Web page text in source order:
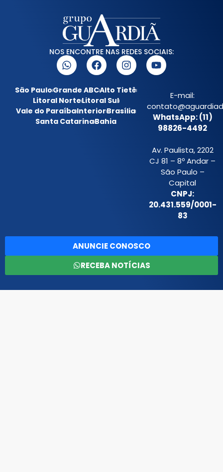
NOS ENCONTRE NAS REDES SOCIAIS:
São PauloGrande ABCAlto Tietê
Litoral NorteLitoral Sul
Vale do ParaíbaInteriorBrasília
Santa CatarinaBahia
E-mail:
WhatsApp: (11)
98826-4492
Av. Paulista, 2202
CJ 81 – 8º Andar –
São Paulo –
Capital
CNPJ:
20.431.559/0001-
83
ANUNCIE CONOSCO
RECEBA NOTÍCIAS